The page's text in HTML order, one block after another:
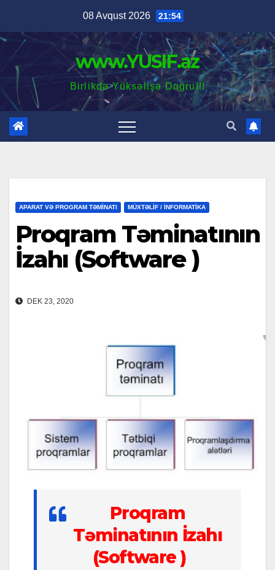
content
08 Avqust 2026 21:54
www.YUSIF.az
Birlikdə Yüksəlişə Doğru!!!
APARAT VƏ PROGRAM TƏMINATI MÜXTƏLİF / İNFORMATİKA
Proqram Təminatının
İzahı (Software )
DEK 23, 2020
Proqram
Təminatının İzahı
(Software )